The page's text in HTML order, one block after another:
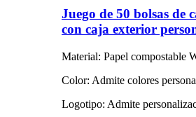
Juego de 50 bolsas de
con caja exterior
Material: Papel compostable
Color: Admite colores
Logotipo: Admite